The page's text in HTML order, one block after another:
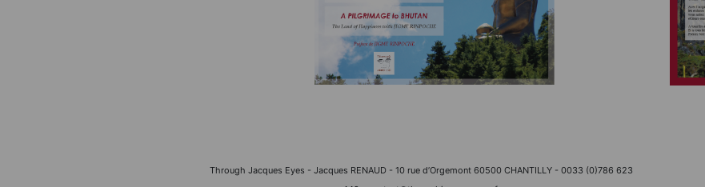
Through Jacques Eyes - Jacques RENAUD - 10 rue d’Orgemont 60500 CHANTILLY - 0033 (0)786 623